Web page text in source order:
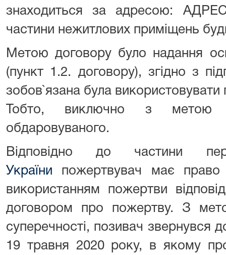
знаходиться за адресою:
частини нежитлових приміщень
Метою договору було надання
(пункт 1.2. договору), згідно з
зобов`язана була
Тобто, виключно з метою
обдаровуваного.
Відповідно до частини
України пожертвувач має право
використанням пожертви
договором про пожертву. З
суперечності, позивач звернувся
19 травня 2020 року, в якому